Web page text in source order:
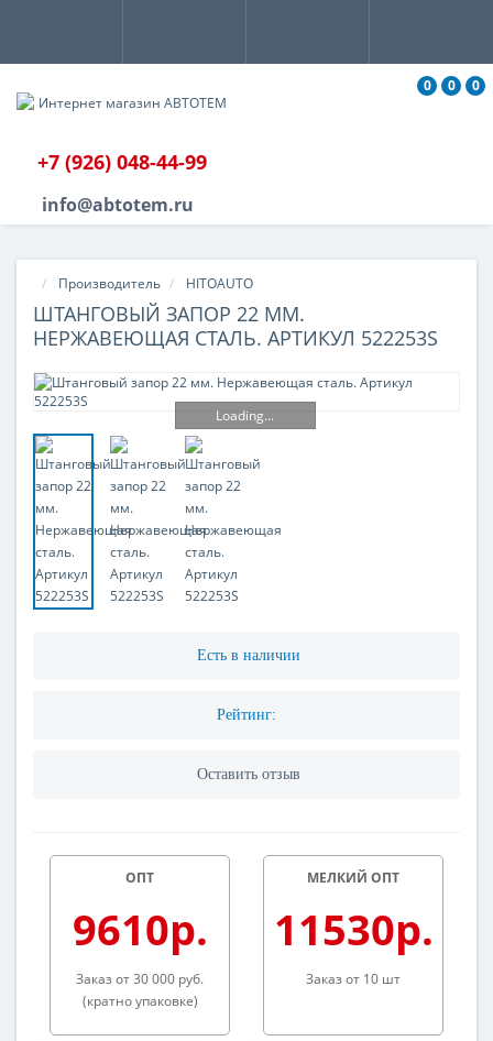
0 0 0
+7 (926) 048-44-99
info@abtotem.ru
Производитель HITOAUTO
ШТАНГОВЫЙ ЗАПОР 22 ММ.
НЕРЖАВЕЮЩАЯ СТАЛЬ. АРТИКУЛ 522253S
Loading...
Есть в наличии
Рейтинг:
Оставить отзыв
ОПТ
9610р.
Заказ от 30 000 руб.
(кратно упаковке)
МЕЛКИЙ ОПТ
11530р.
Заказ от 10 шт